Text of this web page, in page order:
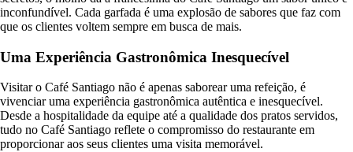
inconfundível. Cada garfada é uma explosão de sabores que faz com
que os clientes voltem sempre em busca de mais.
Uma Experiência Gastronômica Inesquecível
Visitar o Café Santiago não é apenas saborear uma refeição, é
vivenciar uma experiência gastronômica autêntica e inesquecível.
Desde a hospitalidade da equipe até a qualidade dos pratos servidos,
tudo no Café Santiago reflete o compromisso do restaurante em
proporcionar aos seus clientes uma visita memorável.